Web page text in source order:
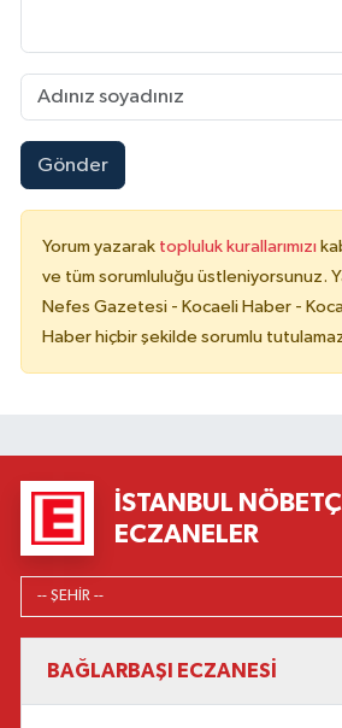
Gönder
Yorum yazarak topluluk kurallarımızı
ve tüm sorumluluğu üstleniyorsunuz.
Nefes Gazetesi - Kocaeli Haber -
Haber hiçbir şekilde sorumlu
İSTANBUL NÖBETÇI
ECZANELER
BAĞLARBAŞI ECZANESİ